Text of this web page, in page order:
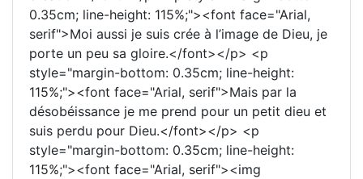
0.35cm; line-height: 115%;"><font face="Arial,
serif">Moi aussi je suis crée à l’image de Dieu, je
porte un peu sa gloire.</font></p> <p
style="margin-bottom: 0.35cm; line-height:
115%;"><font face="Arial, serif">Mais par la
désobéissance je me prend pour un petit dieu et
suis perdu pour Dieu.</font></p> <p
style="margin-bottom: 0.35cm; line-height:
115%;"><font face="Arial, serif"><img